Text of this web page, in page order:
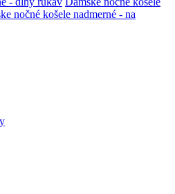
nočné košele nadmerné - na